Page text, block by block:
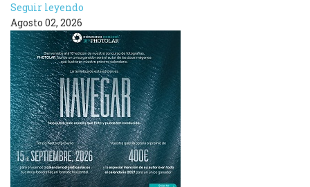
Seguir leyendo
Agosto 02, 2026